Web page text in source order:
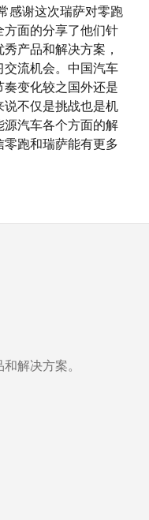
感谢这次瑞萨对零跑
面的分享了他们针
产品和解决方案，
流机会。中国汽车
变化较之国外还是
不仅是挑战也是机
汽车各个方面的解
跑和瑞萨能有更多
解决方案。